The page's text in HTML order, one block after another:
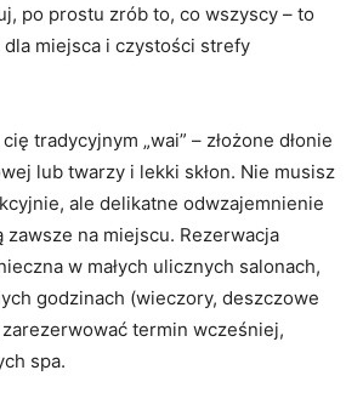
po prostu zrób to, co wszyscy – to
miejsca i czystości strefy
tradycyjnym „wai” – złożone dłonie
lub twarzy i lekki skłon. Nie musisz
ale delikatne odwzajemnienie
zawsze na miejscu. Rezerwacja
w małych ulicznych salonach,
godzinach (wieczory, deszczowe
termin wcześniej,
spa.